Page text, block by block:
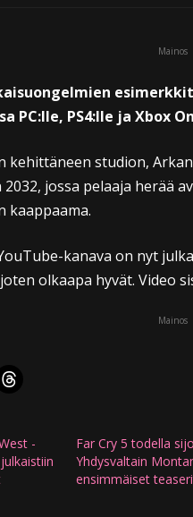
Mainos
PC:lle, PS4:lle ja Xbox
kehittäneen studion,
jossa pelaaja herää
kaappaama.
kanava on nyt
olkaapa hyvät. Video
Mainos
-
Far Cry 5 todella
Yhdysvaltain
ensimmäiset